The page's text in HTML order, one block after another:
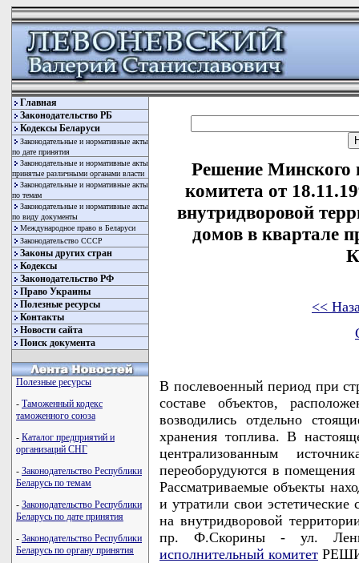
Главная
Законодательство РБ
Кодексы Беларуси
Законодательные и нормативные акты
по дате принятия
Законодательные и нормативные акты
принятые различными органами власти
Законодательные и нормативные акты
по темам
Законодательные и нормативные акты
по виду документы
Международное право в Беларуси
Законодательство СССР
Законы других стран
Кодексы
Законодательство РФ
Право Украины
Полезные ресурсы
Контакты
Новости сайта
Поиск документа
Полезные ресурсы
- Таможенный кодекс
таможенного союза
- Каталог предприятий и
организаций СНГ
- Законодательство Республики
Беларусь по темам
- Законодательство Республики
Беларусь по дате принятия
- Законодательство Республики
Беларусь по органу принятия
Решение Минского
комитета от
внутридворовой
домов в квартале
<<
В послевоенный период при
составе объектов,
возводились отдельно
хранения топлива. В
централизованным
переоборудуются в
Рассматриваемые объекты
и утратили свои эстетические
на внутридворовой
пр. Ф.Скорины - ул.
исполнительный комитет